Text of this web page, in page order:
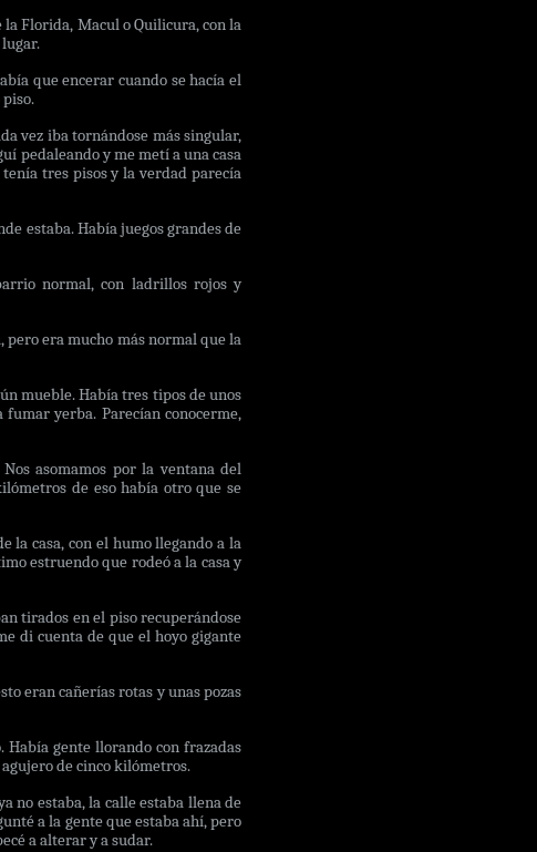
Florida, Macul o Quilicura, con la
que encerar cuando se hacía el
vez iba tornándose más singular,
pedaleando y me metí a una casa
tres pisos y la verdad parecía
estaba. Había juegos grandes de
normal, con ladrillos rojos y
pero era mucho más normal que la
mueble. Había tres tipos de unos
yerba. Parecían conocerme,
asomamos por la ventana del
de eso había otro que se
la casa, con el humo llegando a la
estruendo que rodeó a la casa y
tirados en el piso recuperándose
di cuenta de que el hoyo gigante
eran cañerías rotas y unas pozas
Había gente llorando con frazadas
de cinco kilómetros.
no estaba, la calle estaba llena de
a la gente que estaba ahí, pero
a alterar y a sudar.